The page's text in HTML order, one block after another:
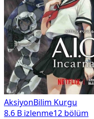
AksiyonBilim Kurgu
8.6 B izlenme12 bölüm